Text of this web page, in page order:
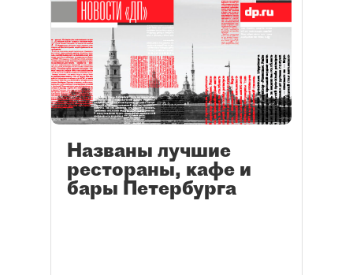
Названы лучшие
рестораны, кафе и
бары Петербурга